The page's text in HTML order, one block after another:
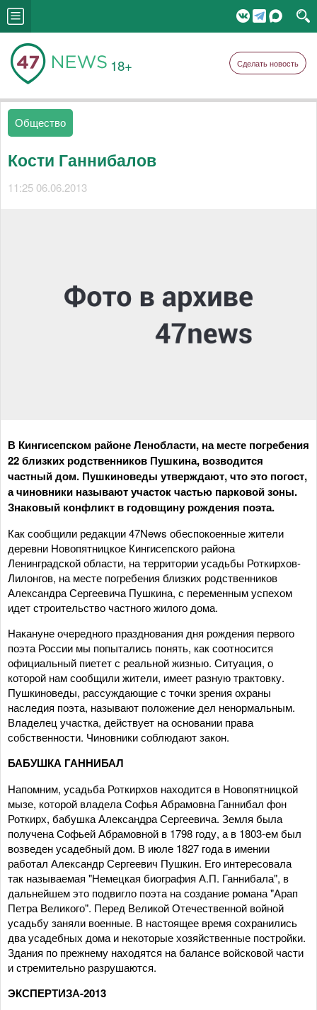
18+ Сделать новость
Общество
Кости Ганнибалов
11:25 06.06.2013
В Кингисепском районе Ленобласти, на месте погребения
22 близких родственников Пушкина, возводится
частный дом. Пушкиноведы утверждают, что это погост,
а чиновники называют участок частью парковой зоны.
Знаковый конфликт в годовщину рождения поэта.
Как сообщили редакции 47News обеспокоенные жители
деревни Новопятницкое Кингисепского района
Ленинградской области, на территории усадьбы Роткирхов-
Лилонгов, на месте погребения близких родственников
Александра Сергеевича Пушкина, с переменным успехом
идет строительство частного жилого дома.
Накануне очередного празднования дня рождения первого
поэта России мы попытались понять, как соотносится
официальный пиетет с реальной жизнью. Ситуация, о
которой нам сообщили жители, имеет разную трактовку.
Пушкиноведы, рассуждающие с точки зрения охраны
наследия поэта, называют положение дел ненормальным.
Владелец участка, действует на основании права
собственности. Чиновники соблюдают закон.
БАБУШКА ГАННИБАЛ
Напомним, усадьба Роткирхов находится в Новопятницкой
мызе, которой владела Софья Абрамовна Ганнибал фон
Роткирх, бабушка Александра Сергеевича. Земля была
получена Софьей Абрамовной в 1798 году, а в 1803-ем был
возведен усадебный дом. В июле 1827 года в имении
работал Александр Сергеевич Пушкин. Его интересовала
так называемая "Немецкая биография А.П. Ганнибала", в
дальнейшем это подвигло поэта на создание романа "Арап
Петра Великого". Перед Великой Отечественной войной
усадьбу заняли военные. В настоящее время сохранились
два усадебных дома и некоторые хозяйственные постройки.
Здания по прежнему находятся на балансе войсковой части
и стремительно разрушаются.
ЭКСПЕРТИЗА-2013